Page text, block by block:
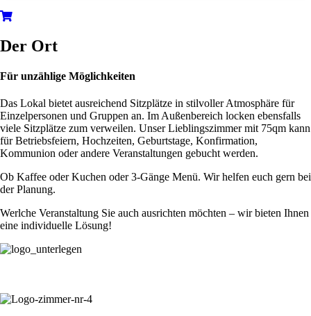
Der Ort
Für unzählige Möglichkeiten
Das Lokal bietet ausreichend Sitzplätze in stilvoller Atmosphäre für
Einzelpersonen und Gruppen an. Im Außenbereich locken ebensfalls
viele Sitzplätze zum verweilen. Unser Lieblingszimmer mit 75qm kann
für Betriebsfeiern, Hochzeiten, Geburtstage, Konfirmation,
Kommunion oder andere Veranstaltungen gebucht werden.
Ob Kaffee oder Kuchen oder 3-Gänge Menü. Wir helfen euch gern bei
der Planung.
Werlche Veranstaltung Sie auch ausrichten möchten – wir bieten Ihnen
eine individuelle Lösung!